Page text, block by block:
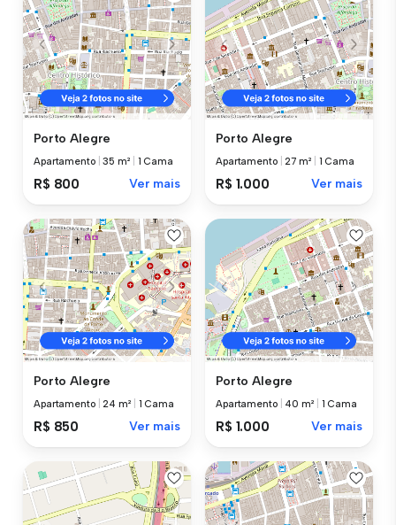
Porto Alegre
Apartamento |35 m² 1 Cama
R$ 800 Ver mais
Porto Alegre
Apartamento |27 m² 1 Cama
R$ 1.000 Ver mais
Porto Alegre
Apartamento |24 m² 1 Cama
R$ 850 Ver mais
Porto Alegre
Apartamento 40 m² 1 Cama
R$ 1.000 Ver mais